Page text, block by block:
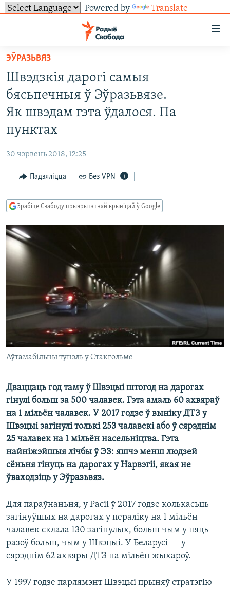
Powered by Translate
ўнівэрсальнага
доступу
Перайсьці
да
галоўнага
зьместу
да
галоўнай
навігацыі
Перайсьці
да
пошуку
ЭКАНОМІКА
ВАЙНА
БЕЛАРУСЫ НА ВАЙНЕ
КУЛЬТУРА
КАЛЯНДАР
ТОЛЬКІ НА СВАБОДЗЕ
ПАДКАСТЫ
КНІГІ
АЎДЫЁКНІГІ
МОВА
НА ХВАЛЯХ СВАБОДЫ
СУВЯЗЬ
ПАДКАСТЫ
FACEBOOK
TWITTER
САЧЫЦЕ ЗА АБНАЎЛЕНЬНЯМІ
ЭЎРАЗЬВЯЗ
Швэдзкія дарогі самыя
бясьпечныя ў Эўразьвязе.
Як швэдам гэта ўдалося. Па
пунктах
30 чэрвень 2018, 12:25
Падзяліцца Без VPN
Зрабіце Свабоду прыярытэтнай крыніцай ў Google
Аўтамабільны тунэль у Стакгольме
Дваццаць год таму ў Швэцыі штогод на дарогах
гінулі больш за 500 чалавек. Гэта амаль 60 ахвяраў
на 1 мільён чалавек. У 2017 годзе ў выніку ДТЗ у
Швэцыі загінулі толькі 253 чалавекі або ў сярэднім
25 чалавек на 1 мільён насельніцтва. Гэта
найніжэйшыя лічбы ў ЭЗ: яшчэ менш людзей
сёньня гінуць на дарогах у Нарвэгіі, якая не
ўваходзіць у Эўразьвяз.
Для параўнаньня, у Расіі ў 2017 годзе колькасьць
загінуўшых на дарогах у пераліку на 1 мільён
чалавек склала 130 загінулых, больш чым у пяць
разоў больш, чым у Швэцыі. У Беларусі — у
сярэднім 62 ахвяры ДТЗ на мільён жыхароў.
У 1997 годзе парлямэнт Швэцыі прыняў стратэгію